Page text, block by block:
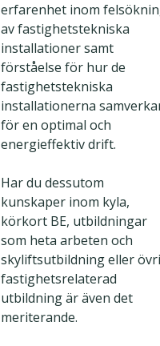
erfarenhet inom
av fastighetstekniska
installationer samt
förståelse för hur de
fastighetstekniska
installationerna
för en optimal och
energieffektiv drift.
Har du dessutom
kunskaper inom kyla,
körkort BE, utbildningar
som heta arbeten och
skyliftsutbildning eller
fastighetsrelaterad
utbildning är även det
meriterande.